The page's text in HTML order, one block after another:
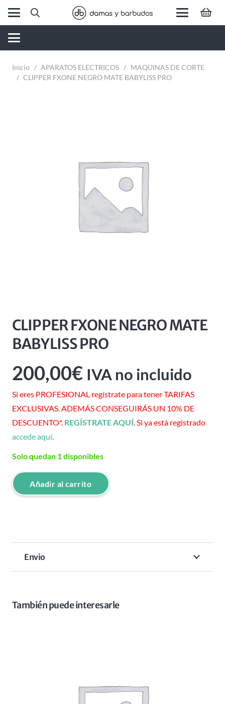
Inicio / APARATOS ELECTRICOS / MAQUINAS DE CORTE
/ CLIPPER FXONE NEGRO MATE BABYLISS PRO
CLIPPER FXONE NEGRO MATE
BABYLISS PRO
200,00€ IVA no incluido
Si eres PROFESIONAL regístrate para tener TARIFAS
EXCLUSIVAS. ADEMÁS CONSEGUIRÁS UN 10% DE
DESCUENTO*. REGÍSTRATE AQUÍ. Si ya está registrado
accede aquí.
Solo quedan 1 disponibles
CLIPPER
PRO
cantidad
Añadir al carrito
Envio
También puede interesarle